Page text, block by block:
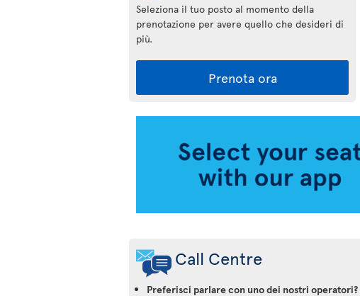
Seleziona il tuo posto al momento della
prenotazione per avere quello che desideri di
più.
Prenota ora
Call Centre
Preferisci parlare con uno dei nostri operatori?